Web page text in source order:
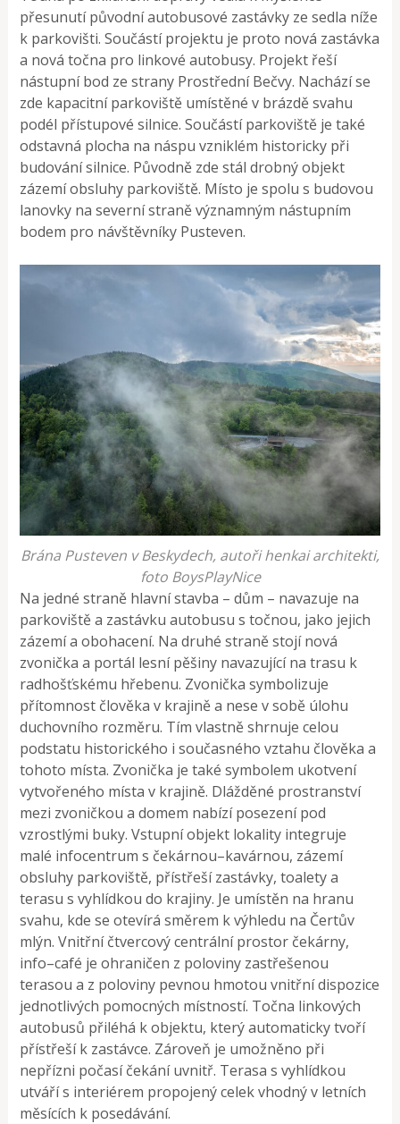
přesunutí původní autobusové zastávky ze sedla níže
k parkovišti. Součástí projektu je proto nová zastávka
a nová točna pro linkové autobusy. Projekt řeší
nástupní bod ze strany Prostřední Bečvy. Nachází se
zde kapacitní parkoviště umístěné v brázdě svahu
podél přístupové silnice. Součástí parkoviště je také
odstavná plocha na náspu vzniklém historicky při
budování silnice. Původně zde stál drobný objekt
zázemí obsluhy parkoviště. Místo je spolu s budovou
lanovky na severní straně významným nástupním
bodem pro návštěvníky Pusteven.
Brána Pusteven v Beskydech, autoři henkai architekti,
foto BoysPlayNice
Na jedné straně hlavní stavba – dům – navazuje na
parkoviště a zastávku autobusu s točnou, jako jejich
zázemí a obohacení. Na druhé straně stojí nová
zvonička a portál lesní pěšiny navazující na trasu k
radhošťskému hřebenu. Zvonička symbolizuje
přítomnost člověka v krajině a nese v sobě úlohu
duchovního rozměru. Tím vlastně shrnuje celou
podstatu historického i současného vztahu člověka a
tohoto místa. Zvonička je také symbolem ukotvení
vytvořeného místa v krajině. Dlážděné prostranství
mezi zvoničkou a domem nabízí posezení pod
vzrostlými buky. Vstupní objekt lokality integruje
malé infocentrum s čekárnou–kavárnou, zázemí
obsluhy parkoviště, přístřeší zastávky, toalety a
terasu s vyhlídkou do krajiny. Je umístěn na hranu
svahu, kde se otevírá směrem k výhledu na Čertův
mlýn. Vnitřní čtvercový centrální prostor čekárny,
info–café je ohraničen z poloviny zastřešenou
terasou a z poloviny pevnou hmotou vnitřní dispozice
jednotlivých pomocných místností. Točna linkových
autobusů přiléhá k objektu, který automaticky tvoří
přístřeší k zastávce. Zároveň je umožněno při
nepřízni počasí čekání uvnitř. Terasa s vyhlídkou
utváří s interiérem propojený celek vhodný v letních
měsících k posedávání.